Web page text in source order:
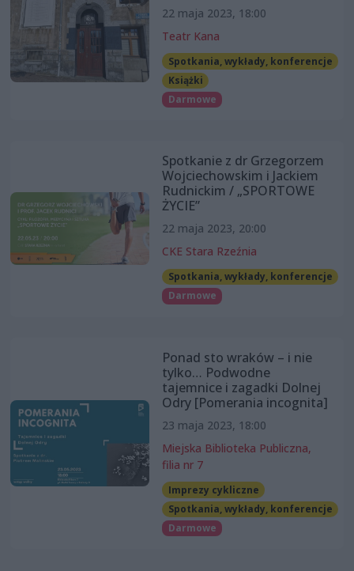
22 maja 2023, 18:00
Teatr Kana
Spotkania, wykłady, konferencje
Książki
Darmowe
Spotkanie z dr Grzegorzem
Wojciechowskim i Jackiem
Rudnickim / „SPORTOWE
ŻYCIE”
22 maja 2023, 20:00
CKE Stara Rzeźnia
Spotkania, wykłady, konferencje
Darmowe
Ponad sto wraków – i nie
tylko… Podwodne
tajemnice i zagadki Dolnej
Odry [Pomerania incognita]
23 maja 2023, 18:00
Miejska Biblioteka Publiczna,
filia nr 7
Imprezy cykliczne
Spotkania, wykłady, konferencje
Darmowe